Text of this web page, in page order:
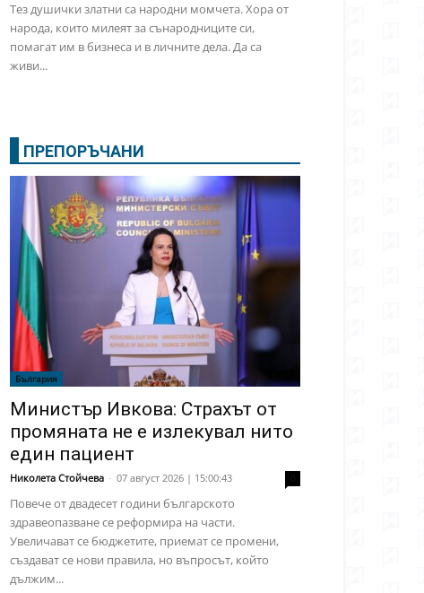
Тез душички златни са народни момчета. Хора от
народа, които милеят за сънародниците си,
помагат им в бизнеса и в личните дела. Да са
живи...
ПРЕПОРЪЧАНИ
България
Министър Ивкова: Страхът от
промяната не е излекувал нито
един пациент
Николета Стойчева - 07 август 2026 | 15:00:43
Повече от двадесет години българското
здравеопазване се реформира на части.
Увеличават се бюджетите, приемат се промени,
създават се нови правила, но въпросът, който
дължим...